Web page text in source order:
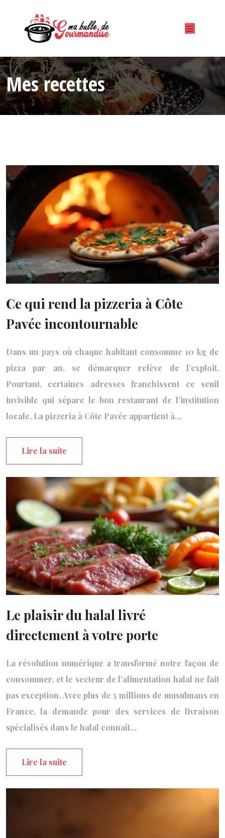
Mes recettes
Ce qui rend la pizzeria à Côte
Pavée incontournable
Dans un pays où chaque habitant consomme 10 kg de
pizza par an, se démarquer relève de l’exploit.
Pourtant, certaines adresses franchissent ce seuil
invisible qui sépare le bon restaurant de l’institution
locale. La pizzeria à Côte Pavée appartient à…
Lire la suite
Le plaisir du halal livré
directement à votre porte
La révolution numérique a transformé notre façon de
consommer, et le secteur de l’alimentation halal ne fait
pas exception. Avec plus de 5 millions de musulmans en
France, la demande pour des services de livraison
spécialisés dans le halal connaît…
Lire la suite